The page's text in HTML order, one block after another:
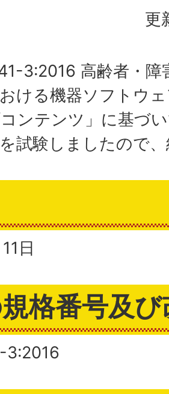
更
3:2016 高齢者・
ける機器ソフトウ
ンテンツ」に基づ
試験しましたので
日
格番号及
3:2016